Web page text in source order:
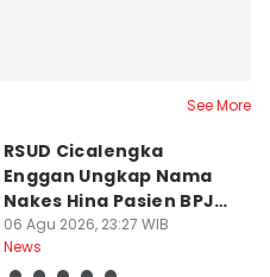
See More
RSUD Cicalengka
Enggan Ungkap Nama
Nakes Hina Pasien BPJS
Yurizal
06 Agu 2026, 23:27 WIB
News